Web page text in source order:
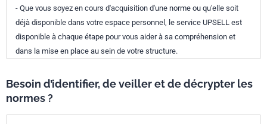
- Que vous soyez en cours d'acquisition d'une norme ou qu'elle soit
déjà disponible dans votre espace personnel, le service UPSELL est
disponible à chaque étape pour vous aider à sa compréhension et
dans la mise en place au sein de votre structure.
Besoin d’identifier, de veiller et de décrypter les
normes ?